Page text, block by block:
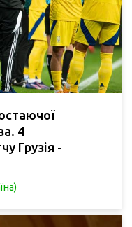
4
Грузія -